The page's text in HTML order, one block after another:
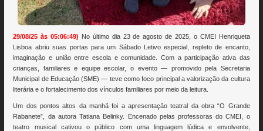
29/08/25 às 05:06:49) No último dia 23 de agosto de 2025, o CMEI Henriqueta
Lisboa abriu suas portas para um Sábado Letivo especial, repleto de encanto,
imaginação e união entre escola e comunidade. Com a participação ativa das
crianças, familiares e equipe escolar, o evento — promovido pela Secretaria
Municipal de Educação (SME) — teve como foco principal a valorização da cultura
literária e o fortalecimento dos vínculos familiares por meio da leitura.
Um dos pontos altos da manhã foi a apresentação teatral da obra “O Grande
Rabanete”, da autora Tatiana Belinky. Encenado pelas professoras do CMEI, o
teatro musical cativou o público com uma linguagem lúdica e envolvente,